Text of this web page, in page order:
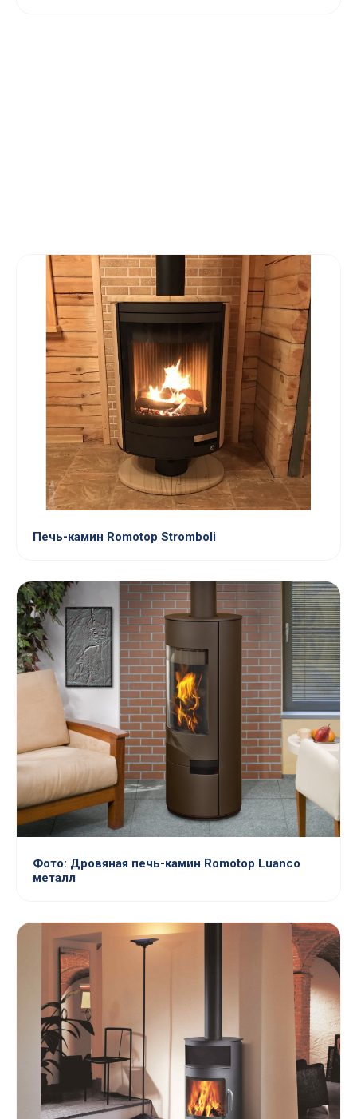
Печь-камин Romotop Stromboli
Фото: Дровяная печь-камин Romotop Luanco
металл